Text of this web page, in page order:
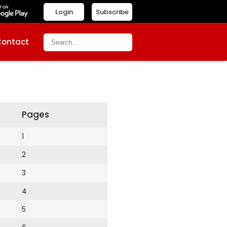
Subscribe
Login
Pages
1
2
3
4
5